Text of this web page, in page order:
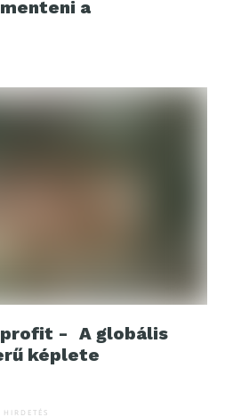
a
profit - A globális
képlete
HIRDETÉS